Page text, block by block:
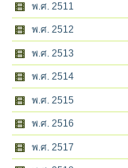
พ.ศ. 2511
พ.ศ. 2512
พ.ศ. 2513
พ.ศ. 2514
พ.ศ. 2515
พ.ศ. 2516
พ.ศ. 2517